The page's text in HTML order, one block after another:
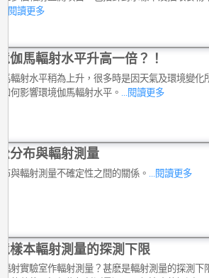
...閱讀更多
伽馬輻射水平升高一倍？！
輻射水平稍為上升，很多時是因天氣及環境變化
何影響環境伽馬輻射水平。
...閱讀更多
分布與輻射測量
與輻射測量不確定性之間的關係。 ...閱讀更多
樣本輻射測量的探測下限
射實驗室作輻射測量？甚麽是輻射測量的探測下